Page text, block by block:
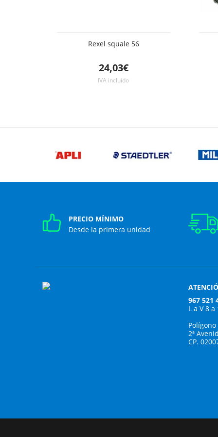
Rexel squale 56
24,03€
IVA incluido
PRECIO MÍNIMO
Desde la primera unidad
967 521
L a V 8
2ª
CP.